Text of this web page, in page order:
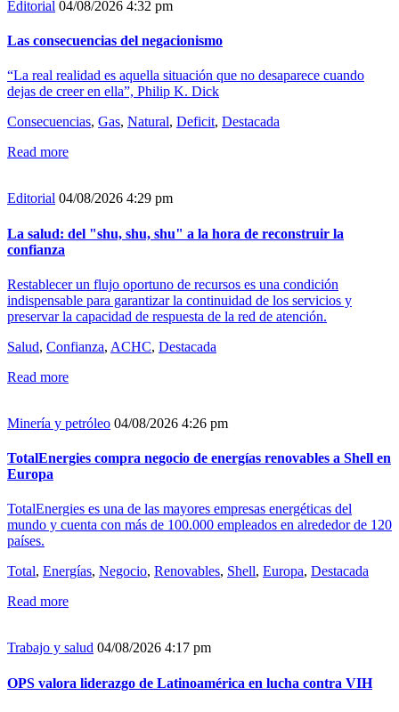
Editorial 04/08/2026 4:32 pm
Las consecuencias del negacionismo
“La real realidad es aquella situación que no desaparece cuando
dejas de creer en ella”, Philip K. Dick
Consecuencias, Gas, Natural, Deficit, Destacada
Read more
Editorial 04/08/2026 4:29 pm
La salud: del "shu, shu, shu" a la hora de reconstruir la
confianza
Restablecer un flujo oportuno de recursos es una condición
indispensable para garantizar la continuidad de los servicios y
preservar la capacidad de respuesta de la red de atención.
Salud, Confianza, ACHC, Destacada
Read more
Minería y petróleo 04/08/2026 4:26 pm
TotalEnergies compra negocio de energías renovables a Shell en
Europa
TotalEnergies es una de las mayores empresas energéticas del
mundo y cuenta con más de 100.000 empleados en alrededor de 120
países.
Total, Energías, Negocio, Renovables, Shell, Europa, Destacada
Read more
Trabajo y salud 04/08/2026 4:17 pm
OPS valora liderazgo de Latinoamérica en lucha contra VIH